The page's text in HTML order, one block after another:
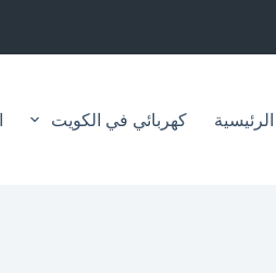
الرئيسية كهربائي في الكويت